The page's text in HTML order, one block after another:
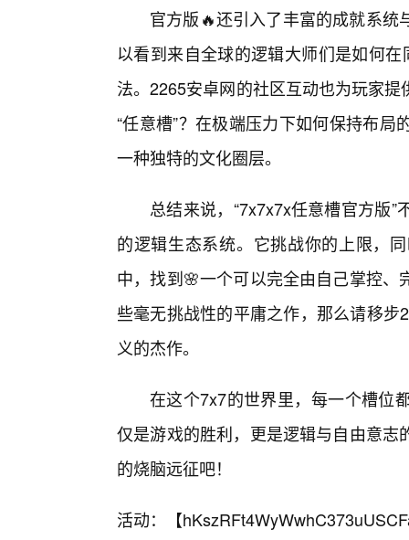
官方版🔥还引入了丰富的成就系
以看到来自全球的逻辑大师们是如何
法。2265安卓网的社区互动也为玩家
“任意槽”？在极端压力下如何保持布
一种独特的文化圈层。
总结来说，“7x7x7x任意槽官方版
的逻辑生态系统。它挑战你的上限，
中，找到🌸一个可以完全由自己掌控
些毫无挑战性的平庸之作，那么请移步
义的杰作。
在这个7x7的世界里，每一个槽位
仅是游戏的胜利，更是逻辑与自由意
的烧脑远征吧！
活动：【